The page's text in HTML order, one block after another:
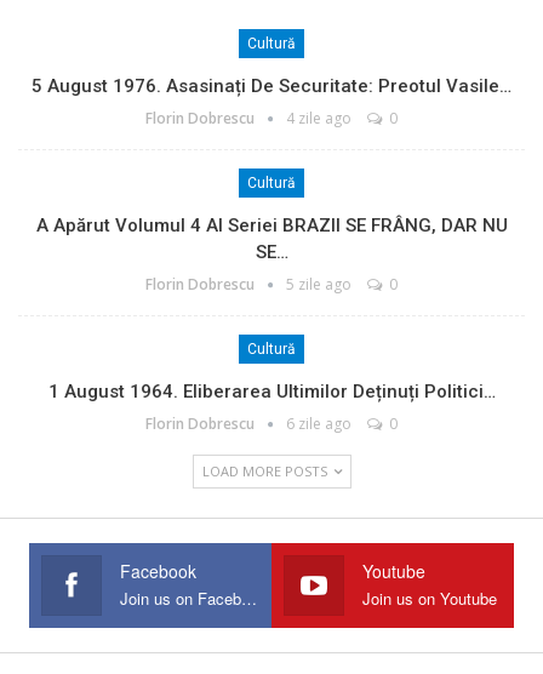
Cultură
5 August 1976. Asasinați De Securitate: Preotul Vasile…
Florin Dobrescu 4 zile ago 0
Cultură
A Apărut Volumul 4 Al Seriei BRAZII SE FRÂNG, DAR NU
SE…
Florin Dobrescu 5 zile ago 0
Cultură
1 August 1964. Eliberarea Ultimilor Deținuți Politici…
Florin Dobrescu 6 zile ago 0
LOAD MORE POSTS
Facebook
Join us on Facebook
Youtube
Join us on Youtube